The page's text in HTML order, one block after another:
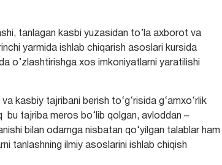
tanlagan kasbi yuzasidan to’la axborot va
yarmida ishlab chiqarish asoslari kursida
o’zlashtirishga xos imkoniyatlarni yaratilishi
kasbiy tajribani berish to‘g‘risida g‘amxo‘rlik
bu tajriba meros bo‘lib qolgan, avloddan –
bilan odamga nisbatan qo‘yilgan talablar ham
tanlashning ilmiy asoslarini ishlab chiqish